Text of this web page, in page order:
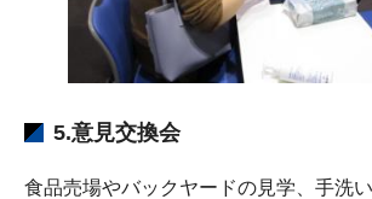
5.意見交換会
食品売場やバックヤードの見学、手洗